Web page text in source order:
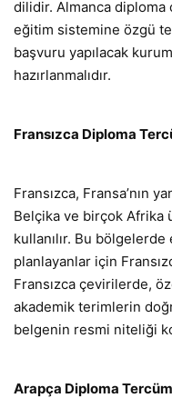
dilidir. Almanca diploma
eğitim sistemine özgü
başvuru yapılacak
hazırlanmalıdır.
Fransızca Diploma
Fransızca, Fransa’nın
Belçika ve birçok Afrika
kullanılır. Bu bölgelerde
planlayanlar için
Fransızca çevirilerde,
akademik terimlerin
belgenin resmi niteliği
Arapça Diploma